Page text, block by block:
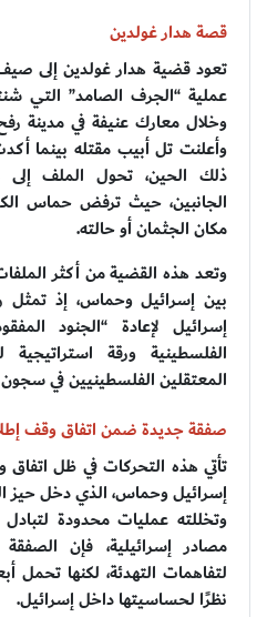
قصة هدار غولدين
عملية “الجرف الصامد” التي
وخلال معارك عنيفة في مدينة
وأعلنت تل أبيب مقتله بينما
ذلك الحين، تحول الملف
الجانبين، حيث ترفض حماس
مكان الجثمان أو حالته.
وتعد هذه القضية من أكثر
بين إسرائيل وحماس، إذ
إسرائيل لإعادة “الجنود
الفلسطينية ورقة
المعتقلين الفلسطينيين في سجون
صفقة جديدة ضمن اتفاق وقف
تأتي هذه التحركات في ظل اتفاق
وتخللته عمليات محدودة
مصادر إسرائيلية، فإن
لتفاهمات التهدئة، لكنها تحمل
نظرًا لحساسيتها داخل إسرائيل.